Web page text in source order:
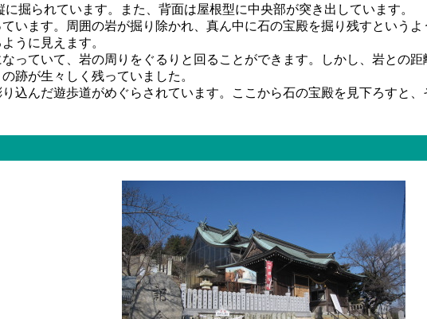
掘られています。また、背面は屋根型に中央部が突き出しています。
います。周囲の岩が掘り除かれ、真ん中に石の宝殿を掘り残すという
うに見えます。
っていて、岩の周りをぐるりと回ることができます。しかし、岩との
跡が生々しく残っていました。
込んだ遊歩道がめぐらされています。ここから石の宝殿を見下ろすと